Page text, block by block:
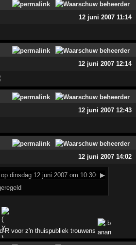
12 juni 2007 11:14
12 juni 2007 12:14
12 juni 2007 12:43
12 juni 2007 14:02
dinsdag 12 juni 2007 om 10:30: ▶
R voor z'n thuispubliek trouwens